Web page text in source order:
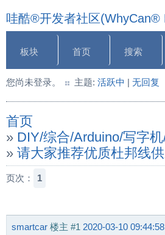
哇酷®开发者社区(WhyCan®
板块 首页 搜索
您尚未登录。 主题: 活跃中 | 无回复
首页
» DIY/综合/Arduino/写字
» 请大家推荐优质杜邦线
页次： 1
smartcar 楼主 #1 2020-03-10 09:44:58